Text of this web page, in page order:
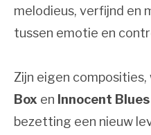
melodieus, verfijnd en
tussen emotie en
Zijn eigen composities,
Box en Innocent Blues
bezetting een nieuw